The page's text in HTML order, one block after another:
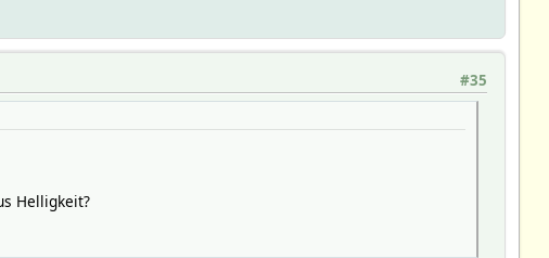
#35
Helligkeit?